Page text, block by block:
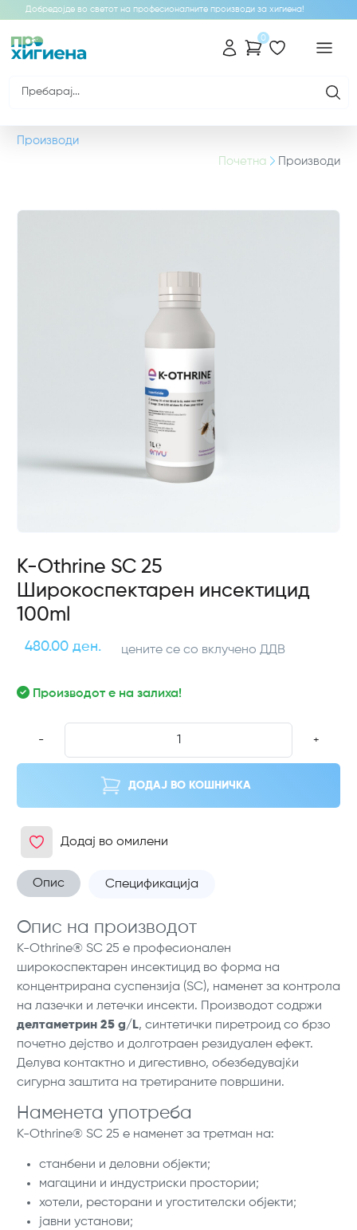
Добредојде во светот на професионалните производи за хигиена!
0
Производи
Почетна
Производи
K-Othrine SC 25
Широкоспектарен инсектицид
100ml
480.00 ден. цените се со вклучено ДДВ
Производот е на залиха!
- +
ДОДАЈ ВО КОШНИЧКА
Додај во омилени
Опис Спецификација
Опис на производот
K-Othrine® SC 25 е професионален
широкоспектарен инсектицид во форма на
концентрирана суспензија (SC), наменет за контрола
на лазечки и летечки инсекти. Производот содржи
делтаметрин 25 g/L, синтетички пиретроид со брзо
почетно дејство и долготраен резидуален ефект.
Делува контактно и дигестивно, обезбедувајќи
сигурна заштита на третираните површини.
Наменета употреба
K-Othrine® SC 25 е наменет за третман на:
станбени и деловни објекти;
магацини и индустриски простории;
хотели, ресторани и угостителски објекти;
јавни установи;